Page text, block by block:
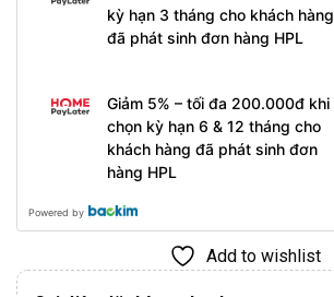
kỳ hạn 3 tháng cho khách hàng
đã phát sinh đơn hàng HPL
Giảm 5% – tối đa 200.000đ khi
chọn kỳ hạn 6 & 12 tháng cho
khách hàng đã phát sinh đơn
hàng HPL
Powered by
Add to wishlist